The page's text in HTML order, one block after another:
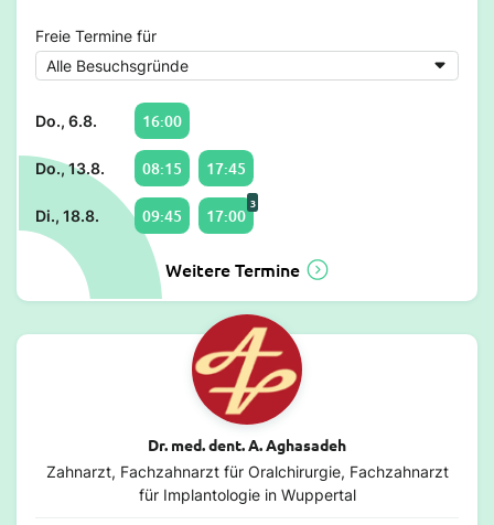
Freie Termine für
Do., 6.8. 16:00
Do., 13.8. 08:15 17:45
Di., 18.8. 09:45 17:00
3
Weitere Termine
Dr. med. dent. A. Aghasadeh
Zahnarzt, Fachzahnarzt für Oralchirurgie, Fachzahnarzt
für Implantologie in Wuppertal